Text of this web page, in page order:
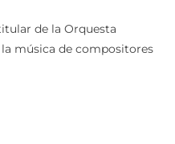
de la Orquesta
la música de compositores